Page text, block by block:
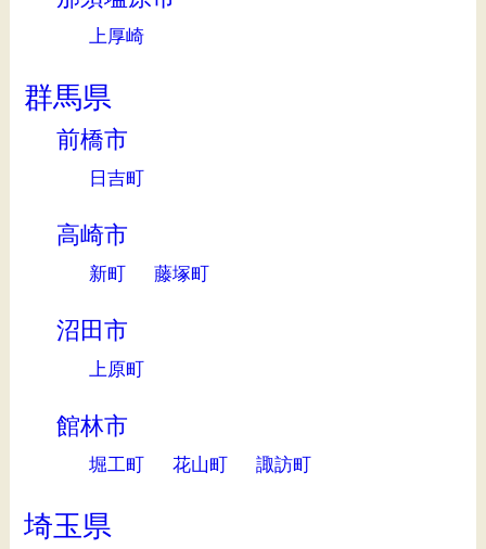
上厚崎
群馬県
前橋市
日吉町
高崎市
新町 藤塚町
沼田市
上原町
館林市
堀工町 花山町 諏訪町
埼玉県